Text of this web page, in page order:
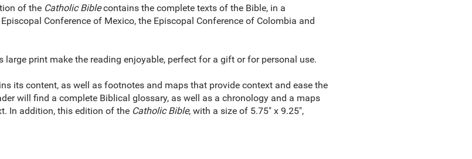
of the Catholic Biblecontains the complete texts of the Bible, in a
Conference of Mexico, the Episcopal Conference of Colombia and
print make the reading enjoyable, perfect for a gift or for personal use.
its content, as well as footnotes and maps that provide context and ease the
will find a complete Biblical glossary, as well as a chronology and a maps
In addition, this edition of the Catholic Bible, with a size of 5.75" x 9.25",